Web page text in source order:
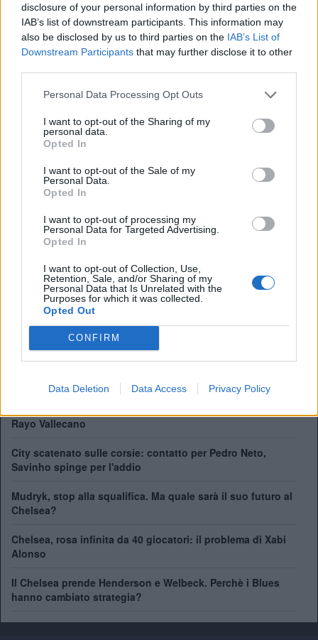
disclosure of your personal information by third parties on the
IAB’s list of downstream participants. This information may
also be disclosed by us to third parties on the IAB’s List of
Downstream Participants that may further disclose it to other
Personal Data Processing Opt Outs
I want to opt-out of the Sharing of my
personal data.
Opted In
I want to opt-out of the Sale of my
Personal Data.
Opted In
I want to opt-out of processing my
Personal Data for Targeted Advertising.
Opted In
I want to opt-out of Collection, Use,
Retention, Sale, and/or Sharing of my
Personal Data that Is Unrelated with the
Purposes for which it was collected.
Opted Out
CONFIRM
Data Deletion Data Access Privacy Policy
Stadio:Stamford Bridge (41.837)
Città:Londra
Manager:Enzo Maresca
ALBO D'ORO
Premier League:6
FA Cup:8
League Cup:5
FA Community Shield:
Champions League:2
Supercoppa Europea:2
Coppa del Mondo per Club:1
Rayo Vallecano
City scatenato sulle corsie: contatto per Pedro Neto,
Savinho spinge per l'addio
Mudryk, stop alla squalifica. Ma quale sarà il suo futuro al
Chelsea?
Chelsea, rosa infinita da 40 giocatori: il problema di Xabi
Alonso
Il Chelsea prende Henderson e Welbeck. Perchè i Blues
hanno cambiato strategia?